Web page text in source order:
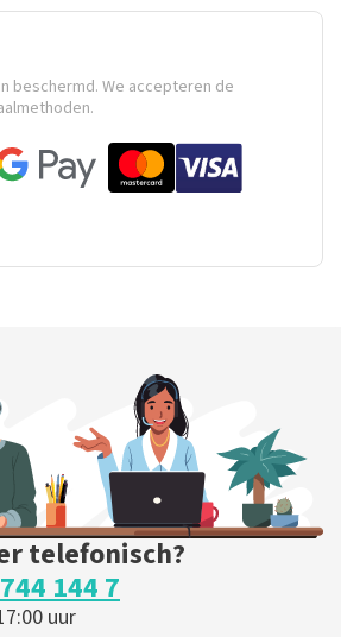
beschermd. We accepteren de
telefonisch?
144 7
uur